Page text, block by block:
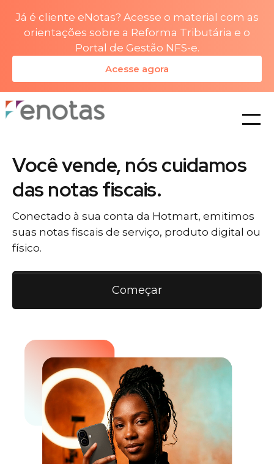
Já é cliente eNotas? Acesse o material com as
orientações sobre a Reforma Tributária e o
Portal de Gestão NFS-e.
Acesse agora
planos
Você vende, nós cuidamos
das notas fiscais.
Conectado à sua conta da Hotmart, emitimos
suas notas fiscais de serviço, produto digital ou
físico.
Começar